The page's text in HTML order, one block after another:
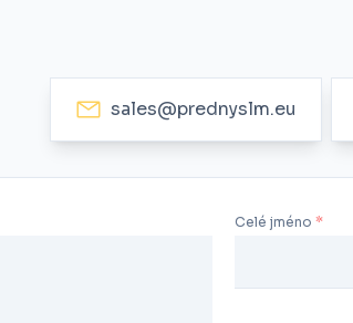
sales@prednyslm.eu
Celé jméno